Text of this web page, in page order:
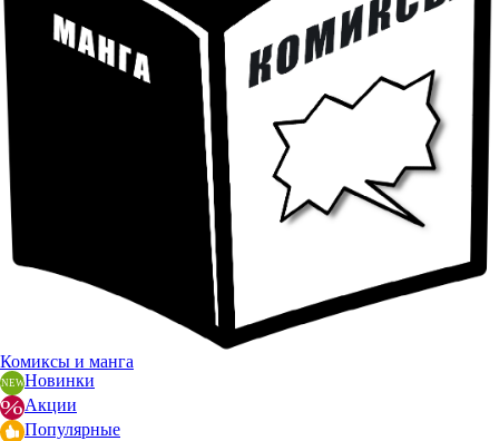
Комиксы и манга
Новинки
Акции
Популярные